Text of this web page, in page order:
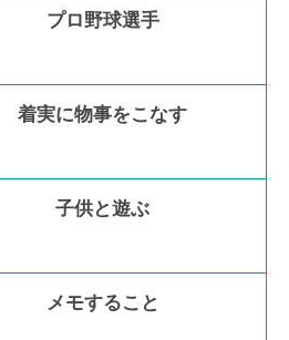
プロ野球選手
着実に物事をこなす
子供と遊ぶ
メモすること